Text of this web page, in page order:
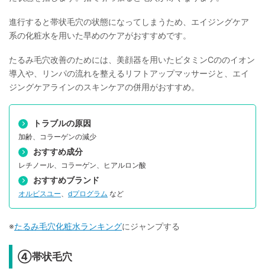
進行すると帯状毛穴の状態になってしまうため、エイジングケア
系の化粧水を用いた早めのケアがおすすめです。
たるみ毛穴改善のためには、美顔器を用いたビタミンCののイオン
導入や、リンパの流れを整えるリフトアップマッサージと、エイ
ジングケアラインのスキンケアの併用がおすすめ。
トラブルの原因
加齢、コラーゲンの減少
おすすめ成分
レチノール、コラーゲン、ヒアルロン酸
おすすめブランド
オルビスユー、 dプログラム など
※たるみ毛穴化粧水ランキングにジャンプする
④帯状毛穴